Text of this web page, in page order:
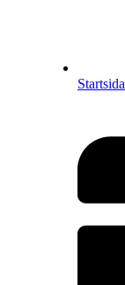
Startsida